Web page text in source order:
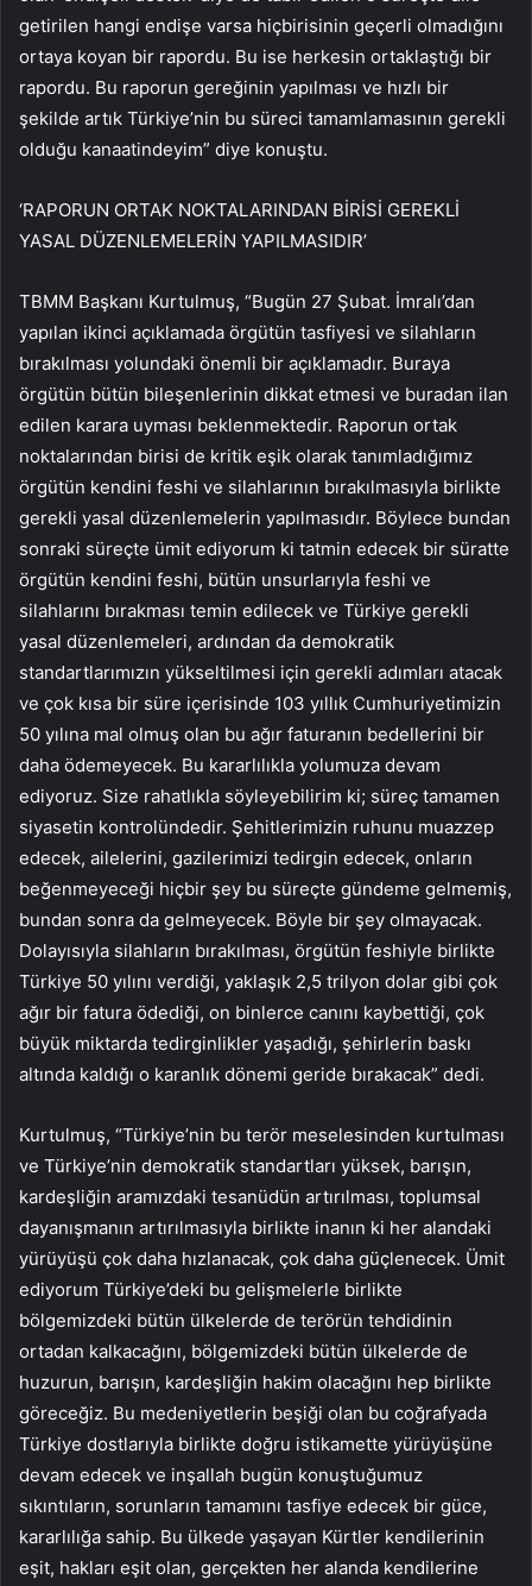
getirilen hangi endişe varsa hiçbirisinin geçerli olmadığını
ortaya koyan bir rapordu. Bu ise herkesin ortaklaştığı bir
rapordu. Bu raporun gereğinin yapılması ve hızlı bir
şekilde artık Türkiye’nin bu süreci tamamlamasının gerekli
olduğu kanaatindeyim” diye konuştu.
‘RAPORUN ORTAK NOKTALARINDAN BİRİSİ GEREKLİ
YASAL DÜZENLEMELERİN YAPILMASIDIR’
TBMM Başkanı Kurtulmuş, “Bugün 27 Şubat. İmralı’dan
yapılan ikinci açıklamada örgütün tasfiyesi ve silahların
bırakılması yolundaki önemli bir açıklamadır. Buraya
örgütün bütün bileşenlerinin dikkat etmesi ve buradan ilan
edilen karara uyması beklenmektedir. Raporun ortak
noktalarından birisi de kritik eşik olarak tanımladığımız
örgütün kendini feshi ve silahlarının bırakılmasıyla birlikte
gerekli yasal düzenlemelerin yapılmasıdır. Böylece bundan
sonraki süreçte ümit ediyorum ki tatmin edecek bir süratte
örgütün kendini feshi, bütün unsurlarıyla feshi ve
silahlarını bırakması temin edilecek ve Türkiye gerekli
yasal düzenlemeleri, ardından da demokratik
standartlarımızın yükseltilmesi için gerekli adımları atacak
ve çok kısa bir süre içerisinde 103 yıllık Cumhuriyetimizin
50 yılına mal olmuş olan bu ağır faturanın bedellerini bir
daha ödemeyecek. Bu kararlılıkla yolumuza devam
ediyoruz. Size rahatlıkla söyleyebilirim ki; süreç tamamen
siyasetin kontrolündedir. Şehitlerimizin ruhunu muazzep
edecek, ailelerini, gazilerimizi tedirgin edecek, onların
beğenmeyeceği hiçbir şey bu süreçte gündeme gelmemiş,
bundan sonra da gelmeyecek. Böyle bir şey olmayacak.
Dolayısıyla silahların bırakılması, örgütün feshiyle birlikte
Türkiye 50 yılını verdiği, yaklaşık 2,5 trilyon dolar gibi çok
ağır bir fatura ödediği, on binlerce canını kaybettiği, çok
büyük miktarda tedirginlikler yaşadığı, şehirlerin baskı
altında kaldığı o karanlık dönemi geride bırakacak” dedi.
Kurtulmuş, “Türkiye’nin bu terör meselesinden kurtulması
ve Türkiye’nin demokratik standartları yüksek, barışın,
kardeşliğin aramızdaki tesanüdün artırılması, toplumsal
dayanışmanın artırılmasıyla birlikte inanın ki her alandaki
yürüyüşü çok daha hızlanacak, çok daha güçlenecek. Ümit
ediyorum Türkiye’deki bu gelişmelerle birlikte
bölgemizdeki bütün ülkelerde de terörün tehdidinin
ortadan kalkacağını, bölgemizdeki bütün ülkelerde de
huzurun, barışın, kardeşliğin hakim olacağını hep birlikte
göreceğiz. Bu medeniyetlerin beşiği olan bu coğrafyada
Türkiye dostlarıyla birlikte doğru istikamette yürüyüşüne
devam edecek ve inşallah bugün konuştuğumuz
sıkıntıların, sorunların tamamını tasfiye edecek bir güce,
kararlılığa sahip. Bu ülkede yaşayan Kürtler kendilerinin
eşit, hakları eşit olan, gerçekten her alanda kendilerine